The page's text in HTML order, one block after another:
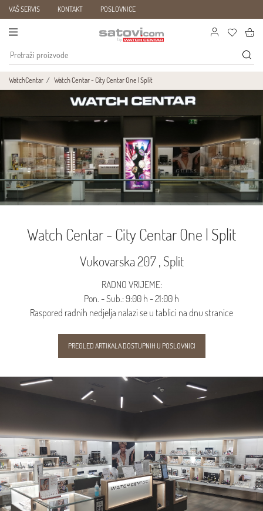
VAŠ SERVIS KONTAKT POSLOVNICE
WatchCentar Watch Centar - City Centar One | Split
Watch Centar - City Centar One | Split
Vukovarska 207 , Split
RADNO VRIJEME:
Pon. - Sub.: 9:00 h - 21:00 h
Raspored radnih nedjelja nalazi se u tablici na dnu stranice
PREGLED ARTIKALA DOSTUPNIH U POSLOVNICI